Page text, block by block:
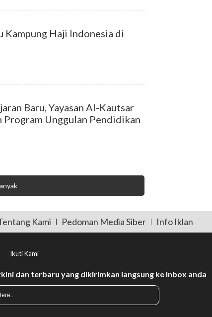
Kampung Haji Indonesia di
Baru, Yayasan Al-Kautsar
Program Unggulan Pendidikan
Kami Pedoman Media Siber Info Iklan
Ikuti Kami
dan terbaru yang dikirimkan langsung ke Inbox anda